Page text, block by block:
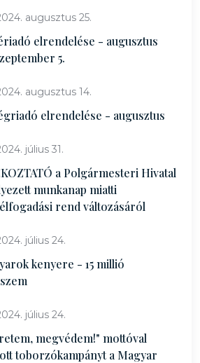
augusztus 25.
elrendelése - augusztus
5.
augusztus 14.
elrendelése - augusztus
július 31.
a Polgármesteri Hivatal
munkanap miatti
rend változásáról
július 24.
kenyere - 15 millió
július 24.
megvédem!" mottóval
toborzókampányt a Magyar